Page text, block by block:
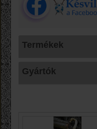
Termékek
Gyártók